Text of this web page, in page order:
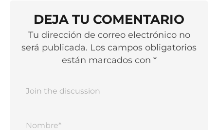
DEJA TU COMENTARIO
Tu dirección de correo electrónico no
será publicada. Los campos obligatorios
están marcados con *